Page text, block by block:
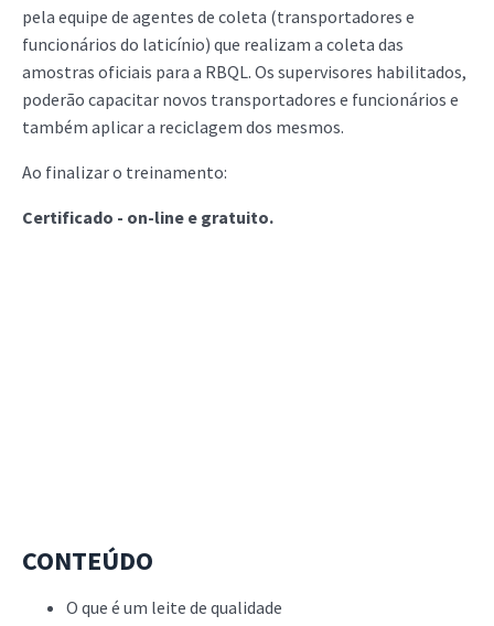
pela equipe de agentes de coleta (transportadores e
funcionários do laticínio) que realizam a coleta das
amostras oficiais para a RBQL. Os supervisores habilitados,
poderão capacitar novos transportadores e funcionários e
também aplicar a reciclagem dos mesmos.
Ao finalizar o treinamento:
Certificado - on-line e gratuito.
CONTEÚDO
O que é um leite de qualidade